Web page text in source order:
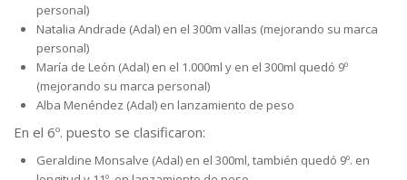
personal)
Natalia Andrade (Adal) en el 300m vallas (mejorando su marca
personal)
María de León (Adal) en el 1.000ml y en el 300ml quedó 9º
(mejorando su marca personal)
Alba Menéndez (Adal) en lanzamiento de peso
En el 6º. puesto se clasificaron:
Geraldine Monsalve (Adal) en el 300ml, también quedó 9º. en